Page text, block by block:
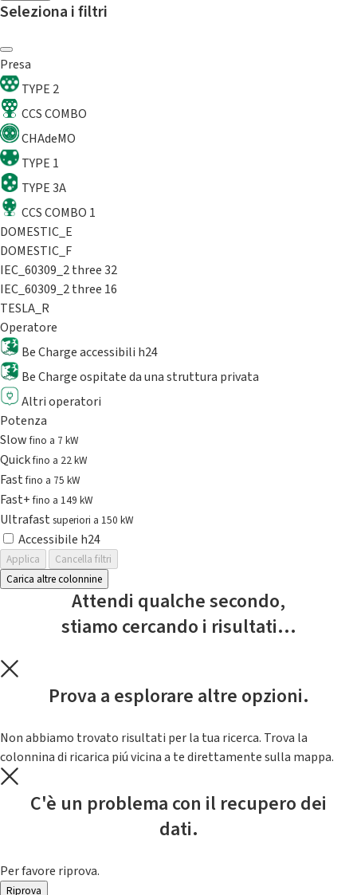
Seleziona i filtri
Presa
TYPE 2
CCS COMBO
CHAdeMO
TYPE 1
TYPE 3A
CCS COMBO 1
DOMESTIC_E
DOMESTIC_F
IEC_60309_2 three 32
IEC_60309_2 three 16
TESLA_R
Operatore
Be Charge accessibili h24
Be Charge ospitate da una struttura privata
Altri operatori
Potenza
Slowfino a 7 kW
Quickfino a 22 kW
Fastfino a 75 kW
Fast+fino a 149 kW
Ultrafast superiori a 150 kW
Accessibile h24
Applica
Cancella filtri
Carica altre colonnine
Attendi qualche secondo,
stiamo cercando i risultati...
Prova a esplorare altre opzioni.
Non abbiamo trovato risultati per la tua ricerca. Trova la
colonnina di ricarica piú vicina a te direttamente sulla mappa.
C'è un problema con il recupero dei
dati.
Per favore riprova.
Riprova